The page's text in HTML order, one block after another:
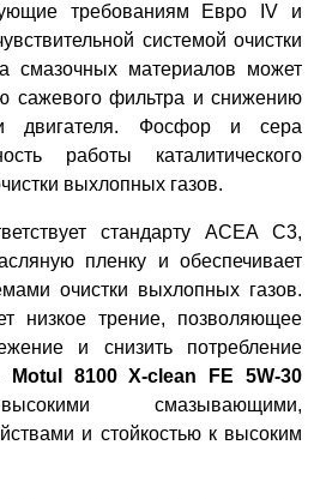
требованиям Евро IV и
системой очистки
смазочных материалов может
сажевого фильтра и снижению
двигателя. Фосфор и сера
работы каталитического
выхлопных газов.
стандарту ACEA C3,
пленку и обеспечивает
очистки выхлопных газов.
низкое трение, позволяющее
и снизить потребление
Motul 8100 X-clean FE 5W-30
смазывающими,
и стойкостью к высоким